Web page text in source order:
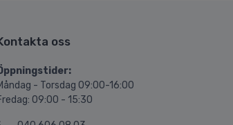
oss
- Torsdag 09:00-16:00
09:00 - 15:30